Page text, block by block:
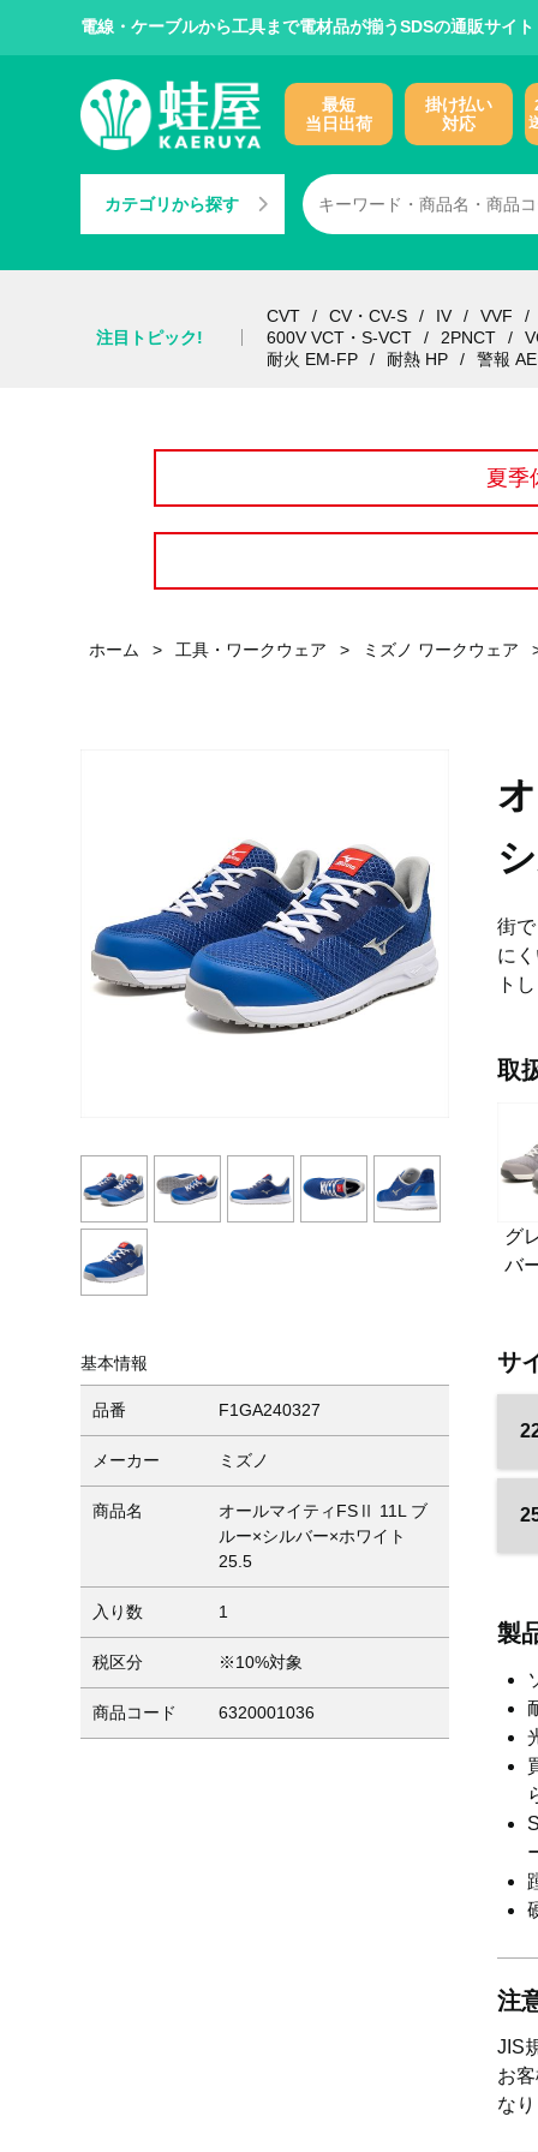
電線・ケーブルから工具まで電材品が揃うSDSの通販サイト
最短
当日出荷
掛け払い
対応
カテゴリから探す
注目トピック!
CVT CV・CV-S IV VVF
600V VCT・S-VCT
2PNCT
耐火 EM-FP
耐熱 HP 警報 AE
夏季
ホーム > 工具・ワークウェア > ミズノ ワークウェア
基本情報
品番 F1GA240327
メーカー ミズノ
商品名
オールマイティFSⅡ 11L ブ
ルー×シルバー×ホワイト
25.5
入り数 1
税区分 ※10%対象
商品コード 6320001036
街
に
ト
取
グ
バ
サ
製
注
JIS
お
なり